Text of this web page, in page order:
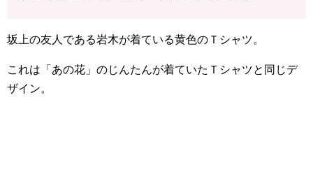
坂上の友人である岩木が着ている黄色のＴシャツ。
これは「あの花」のじんたんが着ていたＴシャツと同じデ
ザイン。